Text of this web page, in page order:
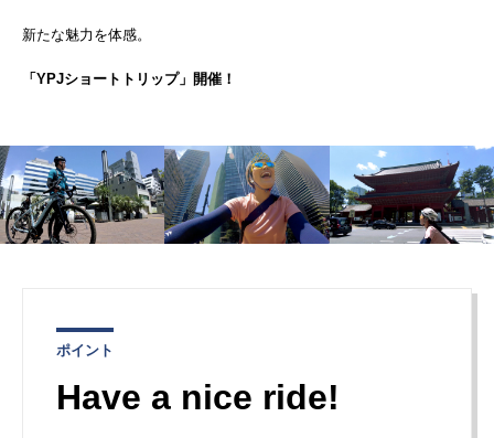
新たな魅力を体感。
「YPJショートトリップ」開催！
ポイント
Have a nice ride!